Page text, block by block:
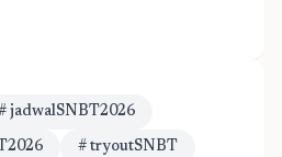
jadwalSNBT2026
# tryoutSNBT